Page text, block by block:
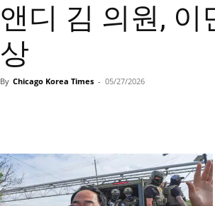
앤디 김 의원, 이
상
By Chicago Korea Times - 05/27/2026